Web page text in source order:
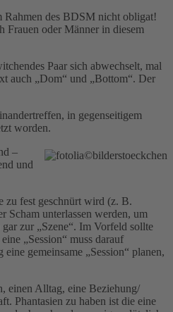
Rahmen des BDSM nicht obligat!
Frauen oder Männer in diesem
Paar sich abwechselt, mal
auch „Dom“ und „Bottom“. Der
in gegenseitigem
worden.
–
und
zu fest geschnürt wird (z. B.
Scham unterlassen werden, um
zur „Szene“. Im Vorfeld sollte
„Session“ muss darauf
gemeinsame „Session“ planen,
einen Alltag, eine Beziehung/
Phantasien zu haben ist die eine